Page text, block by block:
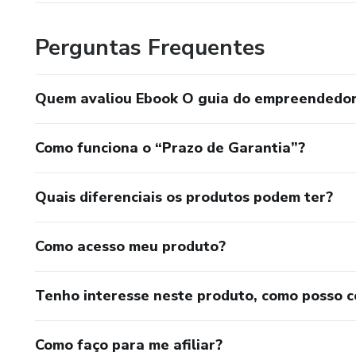
Perguntas Frequentes
Quem avaliou Ebook O guia do
Como funciona o “Prazo de Garantia”?
Quais diferenciais os produtos podem ter?
Como acesso meu produto?
Tenho interesse neste produto, como posso
Como faço para me afiliar?